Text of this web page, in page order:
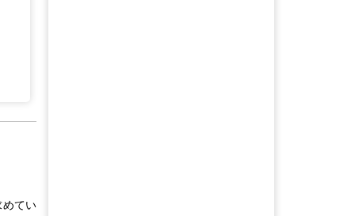
てい